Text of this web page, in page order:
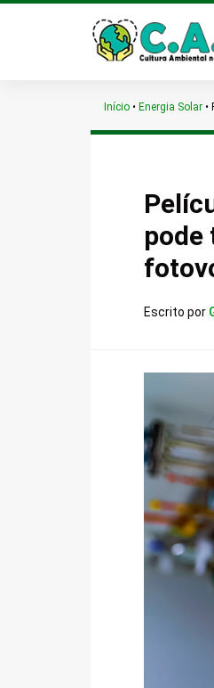
Início • Energia Solar •
pode
Escrito por